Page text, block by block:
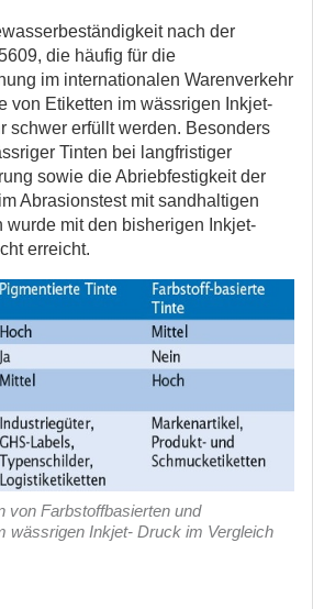
nach der
die häufig für die
im internationalen Warenverkehr
von Etiketten im wässrigen Inkjet-
schwer erfüllt werden. Besonders
Tinten bei langfristiger
sowie die Abriebfestigkeit der
Abrasionstest mit sandhaltigen
wurde mit den bisherigen Inkjet-
erreicht.
von Farbstoffbasierten und
wässrigen Inkjet- Druck im Vergleich